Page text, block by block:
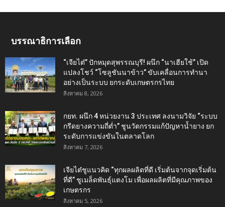
บรรณาธิการเลือก
“เจียไต๋” ปักหมุดสุพรรณบุรี! ผนึก “นาเฮียใช้” เปิด
แปลงโชว์ “โซลูชันนาข้าว” ขับเคลื่อนการทำนา
อย่างเป็นระบบ ยกระดับเกษตรกรไทย
สิงหาคม 8, 2026
กยท. ผนึก 4 หน่วยงาน 3 ประเทศ ลงนามวิจัย “ระบบ
กรีดยางความถี่ต่ำ” ชูนวัตกรรมแก้ปัญหาน้ำยาง ยก
ระดับการแข่งขันในตลาดโลก
สิงหาคม 7, 2026
เจียไต๋ชูแนวคิด “ทุกผลผลิตที่ดี เริ่มต้นจากจุดเริ่มต้น
ที่ดี” ชูเมล็ดพันธุ์แตงโม เพื่อผลผลิตที่มีคุณภาพของ
เกษตรกร
สิงหาคม 5, 2026